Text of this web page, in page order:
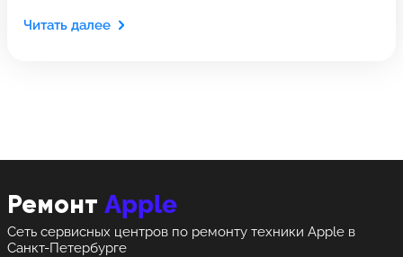
Читать далее
Ремонт Apple
Сеть сервисных центров по ремонту техники Apple в
Санкт-Петербурге
позвонить
позвонить